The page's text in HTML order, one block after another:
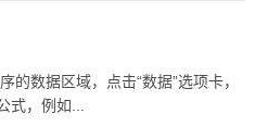
数据区域，点击“数据”选项卡，
式，例如...